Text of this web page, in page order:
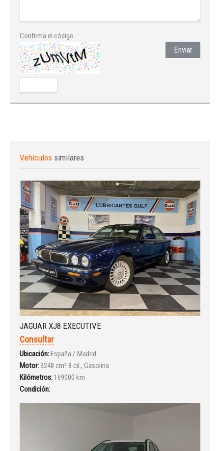
Iniciar sesión
Confirma el código
Enviar
Vehículos similares
JAGUAR XJ8 EXECUTIVE
Consultar
Ubicación:España / Madrid
Motor: 3248 cm³ 8 cil., Gasolina
Kilómetros: 169000 km
Condición: